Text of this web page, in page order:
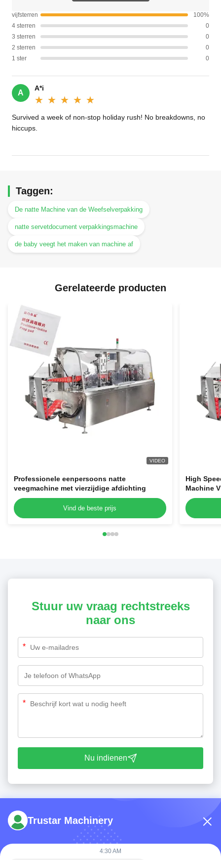
vijfsterren
100%
4 sterren
0
3 sterren
0
2 sterren
0
1 ster
0
A
A*i
★★★★★
★★★★★
Survived a week of non-stop holiday rush! No breakdowns, no
hiccups.
Taggen:
De natte Machine van de Weefselverpakking
natte servetdocument verpakkingsmachine
de baby veegt het maken van machine af
Gerelateerde producten
VIDEO
Professionele eenpersoons natte
veegmachine met vierzijdige afdichting
Vind de beste prijs
High
Machine
Pad
Stuur uw vraag rechtstreeks
naar ons
*
*
Nu indienen
Trustar Machinery
4:30 AM